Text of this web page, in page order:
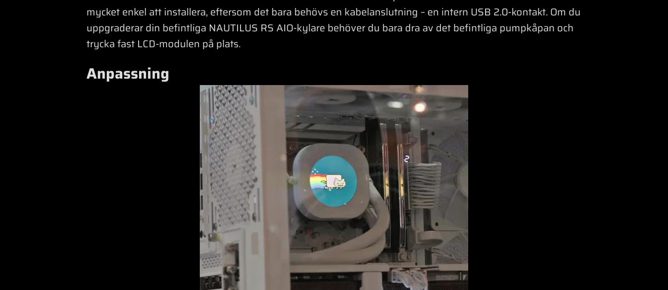
mycket enkel att installera, eftersom det bara behövs en kabelanslutning – en intern USB 2.0-kontakt. Om du
uppgraderar din befintliga NAUTILUS RS AIO-kylare behöver du bara dra av det befintliga pumpkåpan och
trycka fast LCD-modulen på plats.
Anpassning